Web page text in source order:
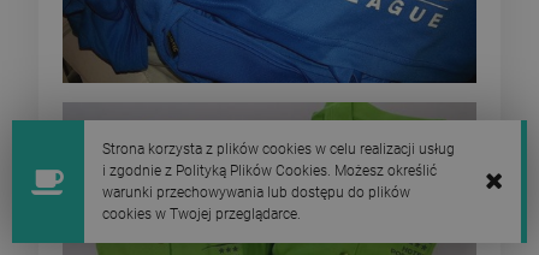
Strona korzysta z plików cookies w celu realizacji usług
i zgodnie z Polityką Plików Cookies. Możesz określić
warunki przechowywania lub dostępu do plików
cookies w Twojej przeglądarce.